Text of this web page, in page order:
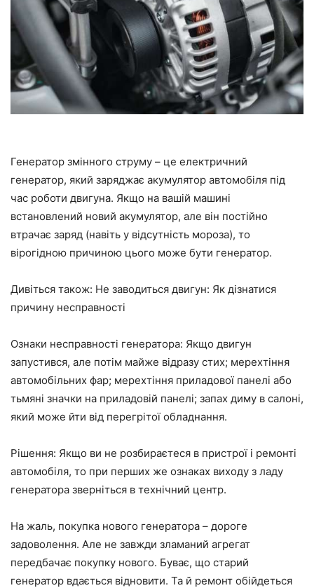
Генератор змінного струму – це електричний
генератор, який заряджає акумулятор автомобіля під
час роботи двигуна. Якщо на вашій машині
встановлений новий акумулятор, але він постійно
втрачає заряд (навіть у відсутність мороза), то
вірогідною причиною цього може бути генератор.
Дивіться також: Не заводиться двигун: Як дізнатися
причину несправності
Ознаки несправності генератора: Якщо двигун
запустився, але потім майже відразу стих; мерехтіння
автомобільних фар; мерехтіння приладової панелі або
тьмяні значки на приладовій панелі; запах диму в салоні,
який може йти від перегрітої обладнання.
Рішення: Якщо ви не розбираєтеся в пристрої і ремонті
автомобіля, то при перших же ознаках виходу з ладу
генератора зверніться в технічний центр.
На жаль, покупка нового генератора – дороге
задоволення. Але не завжди зламаний агрегат
передбачає покупку нового. Буває, що старий
генератор вдається відновити. Та й ремонт обійдеться